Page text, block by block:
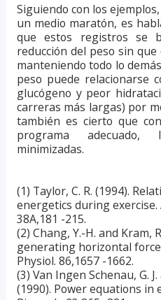
Siguiendo con los
un medio maratón, es
que estos registros se
reducción del peso sin
manteniendo todo lo
peso puede relacionarse
glucógeno y peor
carreras más largas) por
también es cierto que
programa adecuado,
minimizadas.
(1) Taylor, C. R. (1994).
energetics during exercise.
38A,181 -215.
(2) Chang, Y.-H. and Kram,
generating horizontal
Physiol. 86,1657 -1662.
(3) Van Ingen Schenau, G.
(1990). Power equations in